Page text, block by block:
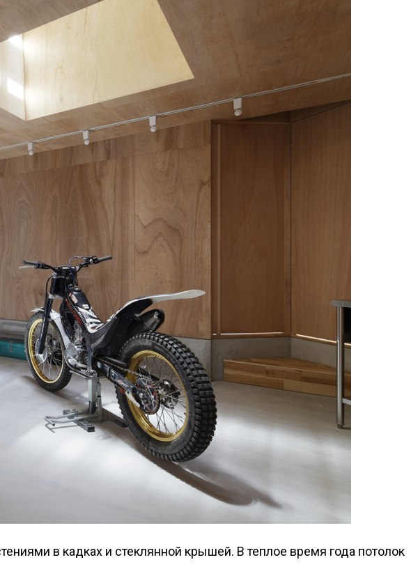
в кадках и стеклянной крышей. В теплое время года потолок